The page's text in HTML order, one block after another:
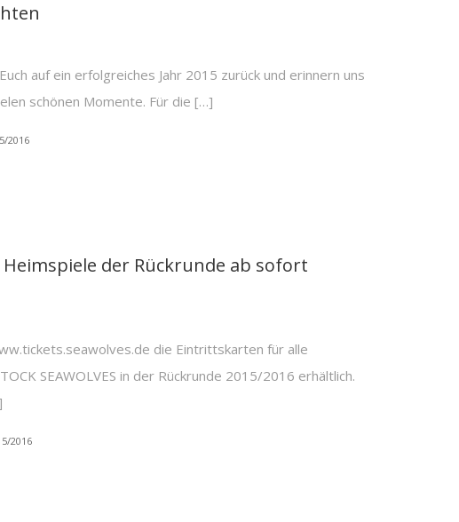
auf ein erfolgreiches Jahr 2015 zurück und erinnern uns
schönen Momente. Für die […]
2016
der Rückrunde ab sofort
die Eintrittskarten für alle
SEAWOLVES in der Rückrunde 2015/2016 erhältlich.
2016